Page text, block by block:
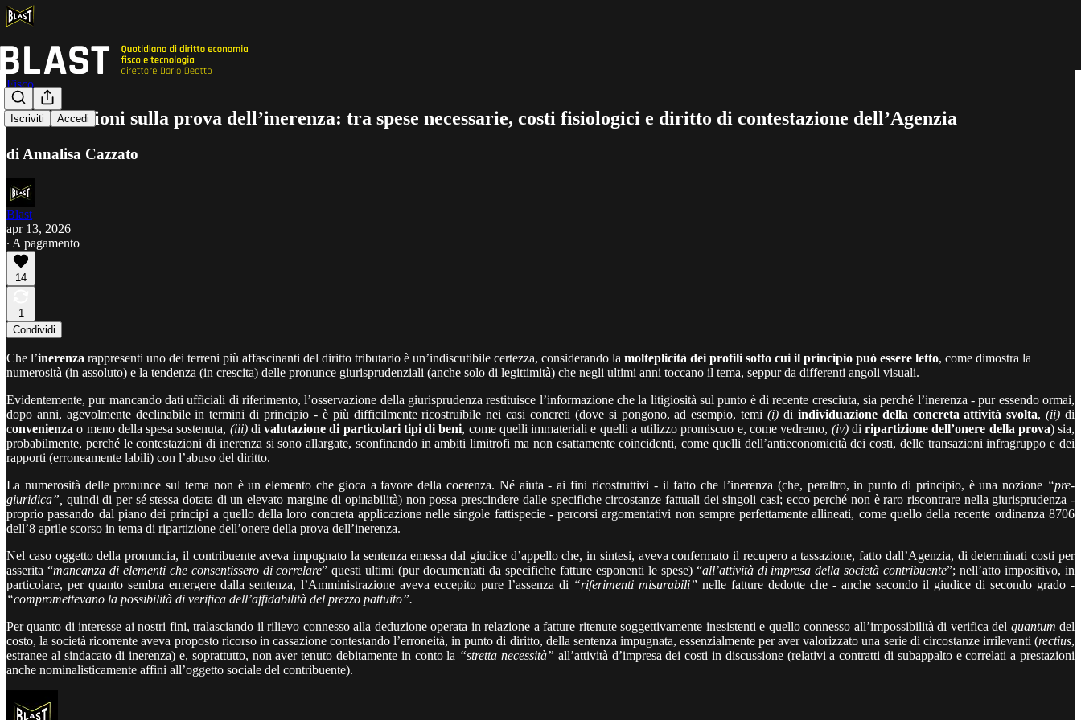
Iscriviti Accedi
Fisco
Le oscillazioni sulla prova dell’inerenza: tra spese necessarie, costi fisiologici e diritto di contestazione dell’Agenzia
di Annalisa Cazzato
Blast
apr 13, 2026
∙ A pagamento
14
1
Condividi
Che l’inerenza rappresenti uno dei terreni più affascinanti del diritto tributario è un’indiscutibile certezza, considerando la molteplicità dei profili sotto cui il principio può essere letto, come dimostra la
numerosità (in assoluto) e la tendenza (in crescita) delle pronunce giurisprudenziali (anche solo di legittimità) che negli ultimi anni toccano il tema, seppur da differenti angoli visuali.
Evidentemente, pur mancando dati ufficiali di riferimento, l’osservazione della giurisprudenza restituisce l’informazione che la litigiosità sul punto è di recente cresciuta, sia perché l’inerenza - pur essendo ormai,
dopo anni, agevolmente declinabile in termini di principio - è più difficilmente ricostruibile nei casi concreti (dove si pongono, ad esempio, temi(i) di individuazione della concreta attività svolta,(ii) di
convenienza o meno della spesa sostenuta, (iii) di valutazione di particolari tipi di beni, come quelli immateriali e quelli a utilizzo promiscuo e, come vedremo, (iv)diripartizione dell’onere della prova) sia,
probabilmente, perché le contestazioni di inerenza si sono allargate, sconfinando in ambiti limitrofi ma non esattamente coincidenti, come quelli dell’antieconomicità dei costi, delle transazioni infragruppo e dei
rapporti (erroneamente labili) con l’abuso del diritto.
La numerosità delle pronunce sul tema non è un elemento che gioca a favore della coerenza. Né aiuta - ai fini ricostruttivi - il fatto che l’inerenza (che, peraltro, in punto di principio, è una nozione “pre-
giuridica”, quindi di per sé stessa dotata di un elevato margine di opinabilità) non possa prescindere dalle specifiche circostanze fattuali dei singoli casi; ecco perché non è raro riscontrare nella giurisprudenza -
proprio passando dal piano dei principi a quello della loro concreta applicazione nelle singole fattispecie - percorsi argomentativi non sempre perfettamente allineati, come quello della recente ordinanza 8706
dell’8 aprile scorso in tema di ripartizione dell’onere della prova dell’inerenza.
Nel caso oggetto della pronuncia, il contribuente aveva impugnato la sentenza emessa dal giudice d’appello che, in sintesi, aveva confermato il recupero a tassazione, fatto dall’Agenzia, di determinati costi per
asserita “mancanza di elementi che consentissero di correlare” questi ultimi (pur documentati da specifiche fatture esponenti le spese) “all’attività di impresa della società contribuente”; nell’atto impositivo, in
particolare, per quanto sembra emergere dalla sentenza, l’Amministrazione aveva eccepito pure l’assenza di “riferimenti misurabili” nelle fatture dedotte che - anche secondo il giudice di secondo grado -
“compromettevano la possibilità di verifica dell’affidabilità del prezzo pattuito”.
Per quanto di interesse ai nostri fini, tralasciando il rilievo connesso alla deduzione operata in relazione a fatture ritenute soggettivamente inesistenti e quello connesso all’impossibilità di verifica del quantumdel
costo, la società ricorrente aveva proposto ricorso in cassazione contestando l’erroneità, in punto di diritto, della sentenza impugnata, essenzialmente per aver valorizzato una serie di circostanze irrilevanti (rectius,
estranee al sindacato di inerenza) e, soprattutto, non aver tenuto debitamente in conto la “stretta necessità” all’attività d’impresa dei costi in discussione (relativi a contratti di subappalto e correlati a prestazioni
anche nominalisticamente affini all’oggetto sociale del contribuente).